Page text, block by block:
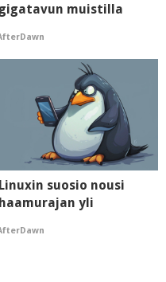
gigatavun muistilla
Linuxin suosio nousi
haamurajan yli